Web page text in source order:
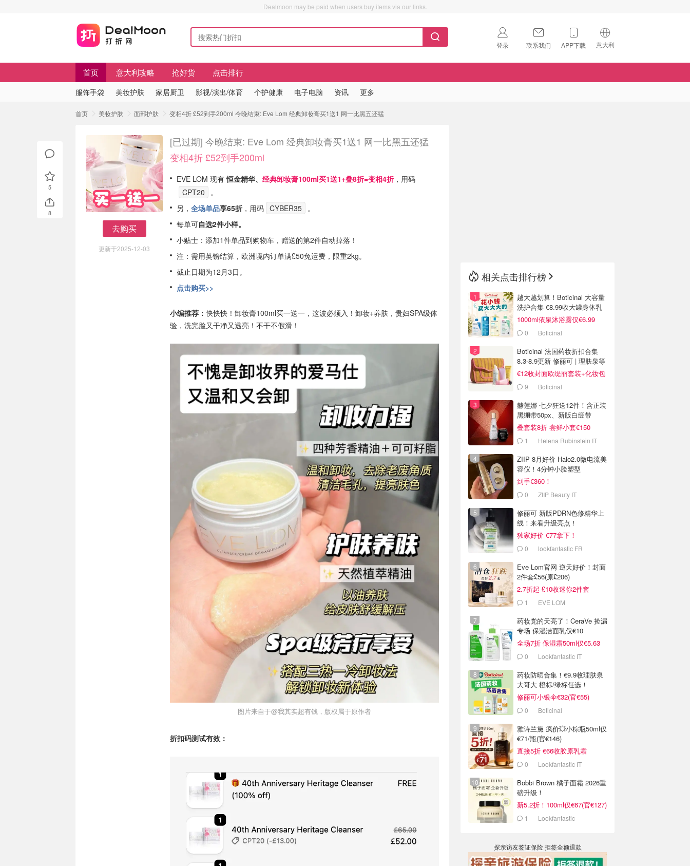
Dealmoon may be paid when users buy items via our links.
登录 联系我们 APP下载 意大利
🇺🇸
首页 意大利攻略 抢好货 点击排行
服饰手袋 美妆护肤 家居厨卫 影视/演出/体育 个护健康 电子电脑 资讯 更多
首页 美妆护肤 面部护肤 变相4折 £52到手200ml 今晚结束: Eve Lom 经典卸妆膏买1送1 网一比黑五还猛
去购买
更新于2025-12-03
[已过期] 今晚结束: Eve Lom 经典卸妆膏买1送1 网一比黑五还猛
变相4折 £52到手200ml
EVE LOM 现有恒金精华、 经典卸妆膏100ml买1送1+叠8折=变相4折 ，用码
CPT20
。
另， 全场单品享65折 ，用码 CYBER35 。
每单可自选2件小样。
小贴士：添加1件单品到购物车，赠送的第2件自动掉落！
注：需用英镑结算，欧洲境内订单满£50免运费，限重2kg。
截止日期为12月3日。
点击购买>>
小编推荐：快快快！卸妆膏100ml买一送一，这波必须入！卸妆+养肤，贵妇SPA级体
验，洗完脸又干净又透亮！不干不假滑！
图片来自于@我其实超有钱，版权属于原作者
折扣码测试有效：
5
8
相关点击排行榜
越大越划算！Boticinal 大容量
洗护合集 €8.99收大罐身体乳
1000ml依泉沐浴露仅€6.99
0 Boticinal
Boticinal 法国药妆折扣合集
8.3-8.9更新 修丽可 | 理肤泉等
€12收封面欧缇丽套装+化妆包
9 Boticinal
赫莲娜 七夕狂送12件！含正装
黑绷带50px、新版白绷带
叠套装8折 尝鲜小套€150
1 Helena Rubinstein IT
ZIIP 8月好价 Halo2.0微电流美
容仪！4分钟小脸塑型
到手€360！
0 ZIIP Beauty IT
修丽可 新版PDRN色修精华上
线！来看升级亮点！
独家好价 €77拿下！
0 lookfantastic FR
Eve Lom官网 逆天好价！封面
2件套£56(原£206)
2.7折起 £10收迷你2件套
1 EVE LOM
药妆党的天亮了！CeraVe 捡漏
专场 保湿洁面乳仅€10
全场7折 保湿霜50ml仅€5.63
0 Lookfantastic IT
药妆防晒合集！€9.9收理肤泉
大哥大 橙标/绿标任选！
修丽可小银伞€32(官€55)
0 Boticinal
雅诗兰黛 疯价💥小棕瓶50ml仅
€71/瓶(官€146)
直接5折 €66收胶原乳霜
0 Lookfantastic IT
Bobbi Brown 橘子面霜 2026重
磅升级！
新5.2折！100ml仅€67(官€127)
1 Lookfantastic
探亲访友签证保险 拒签全额退款